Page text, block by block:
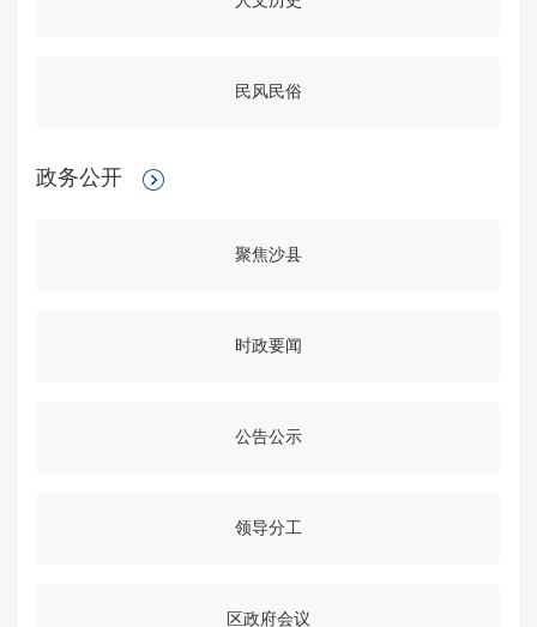
民风民俗
政务公开
聚焦沙县
时政要闻
公告公示
领导分工
区政府会议